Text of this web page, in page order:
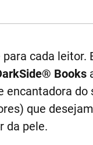
cada leitor.
Books
encantadora do
que
da pele.